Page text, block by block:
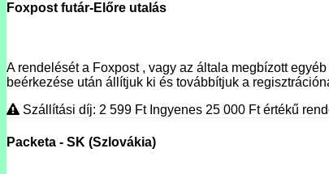
Foxpost futár-Előre utalás
A rendelését a Foxpost , vagy az általa megbízott
beérkezése után állítjuk ki és továbbítjuk a
Szállítási díj: 2 599 Ft Ingyenes 25 000 Ftértékű
Packeta - SK (Szlovákia)